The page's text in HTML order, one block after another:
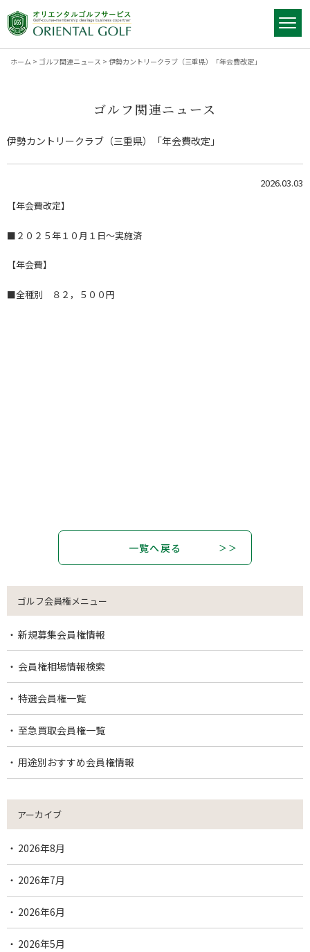
ホーム > ゴルフ関連ニュース > 伊勢カントリークラブ（三重県）「年会費改定」
ゴルフ関連ニュース
伊勢カントリークラブ（三重県）「年会費改定」
2026.03.03
【年会費改定】
■２０２５年１０月１日～実施済
【年会費】
■全種別 ８２，５００円
一覧へ戻る
ゴルフ会員権メニュー
新規募集会員権情報
会員権相場情報検索
特選会員権一覧
至急買取会員権一覧
用途別おすすめ会員権情報
アーカイブ
2026年8月
2026年7月
2026年6月
2026年5月